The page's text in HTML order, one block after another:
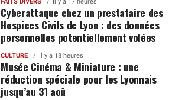
FAITS DIVERS Il y a 17 heures
Cyberattaque chez un prestataire des
Hospices Civils de Lyon : des données
personnelles potentiellement volées
CULTURE Il y a 18 heures
Musée Cinéma & Miniature : une
réduction spéciale pour les Lyonnais
jusqu’au 31 aoû